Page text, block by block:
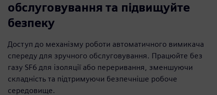
обслуговування та підвищуйте
безпеку
Доступ до механізму роботи автоматичного вимикача
спереду для зручного обслуговування. Працюйте без
газу SF6 для ізоляції або переривання, зменшуючи
складність та підтримуючи безпечніше робоче
середовище.